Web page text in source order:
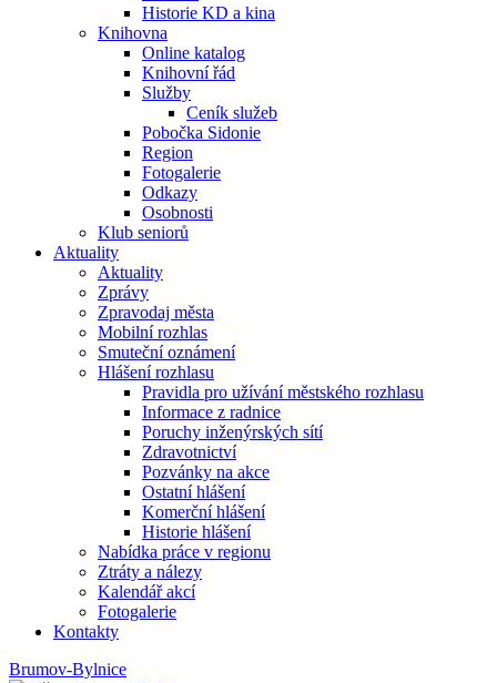
Historie KD a kina
Knihovna
Online katalog
Knihovní řád
Služby
Ceník služeb
Pobočka Sidonie
Region
Fotogalerie
Odkazy
Osobnosti
Klub seniorů
Aktuality
Aktuality
Zprávy
Zpravodaj města
Mobilní rozhlas
Smuteční oznámení
Hlášení rozhlasu
Pravidla pro užívání městského rozhlasu
Informace z radnice
Poruchy inženýrských sítí
Zdravotnictví
Pozvánky na akce
Ostatní hlášení
Komerční hlášení
Historie hlášení
Nabídka práce v regionu
Ztráty a nálezy
Kalendář akcí
Fotogalerie
Kontakty
Brumov-Bylnice